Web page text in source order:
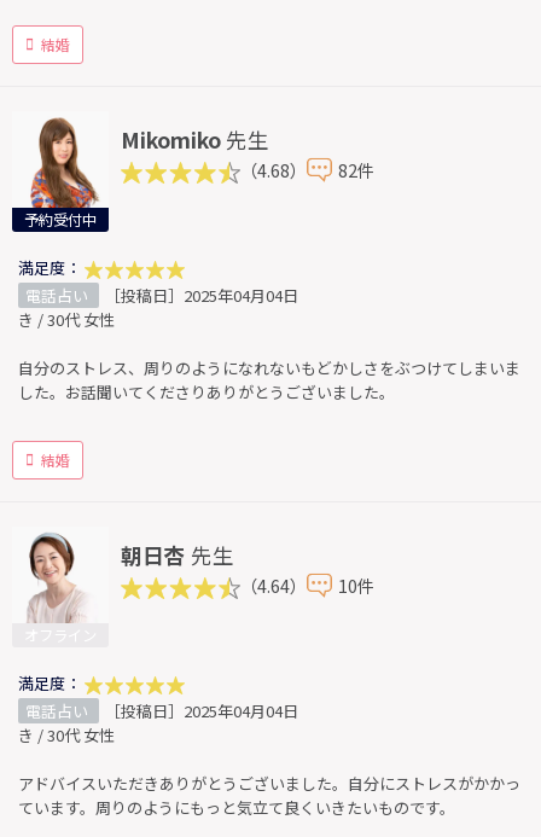
結婚
予約受付中
Mikomiko 先生
（4.68） 82件
満足度：
電話占い
［投稿日］2025年04月04日
き / 30代 女性
自分のストレス、周りのようになれないもどかしさをぶつけてしまいま
した。お話聞いてくださりありがとうございました。
結婚
朝日杏 先生
（4.64） 10件
満足度：
電話占い
［投稿日］2025年04月04日
き / 30代 女性
アドバイスいただきありがとうございました。自分にストレスがかかっ
ています。周りのようにもっと気立て良くいきたいものです。